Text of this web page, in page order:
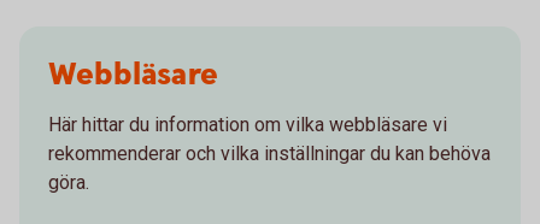
Webbläsare
Här hittar du information om vilka webbläsare vi
rekommenderar och vilka inställningar du kan behöva
göra.